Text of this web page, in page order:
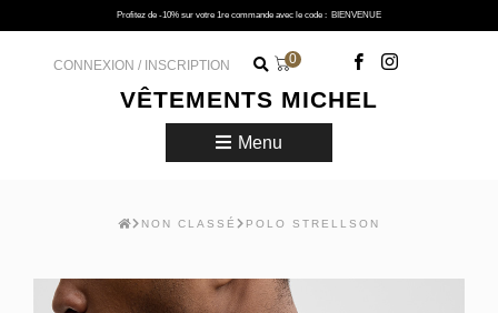
Profitez de -10% sur votre 1re commande avec le code : BIENVENUE
VÊTEMENTS MICHEL
CONNEXION / INSCRIPTION 0
Menu
NON CLASSÉ POLO STRELLSON